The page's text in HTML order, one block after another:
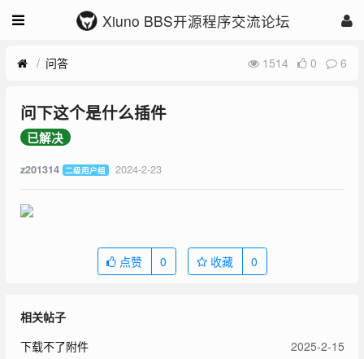
Xiuno BBS开源程序交流论坛
问答 1514 0 6
问下这个是什么插件
已解决
z201314 二级用户组 2024-2-23
点赞 0 收藏 0
相关帖子
下载不了附件
2025-2-15